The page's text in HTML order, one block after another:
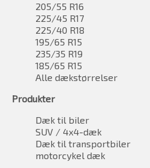
205/55 R16
225/45 R17
225/40 R18
195/65 R15
235/35 R19
185/65 R15
Alle dækstørrelser
Produkter
Dæk til biler
SUV / 4x4-dæk
Dæk til transportbiler
motorcykel dæk